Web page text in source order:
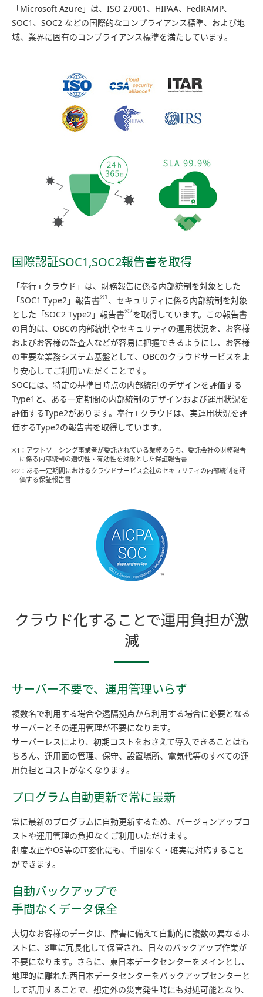
「Microsoft Azure」は、ISO 27001、HIPAA、FedRAMP、
SOC1、SOC2 などの国際的なコンプライアンス標準、および地
域、業界に固有のコンプライアンス標準を満たしています。
国際認証SOC1,SOC2報告書を取得
「奉行 i クラウド」は、財務報告に係る内部統制を対象とした
「SOC1 Type2」報告書※1 、セキュリティに係る内部統制を対象
とした「SOC2 Type2」報告書※2 を取得しています。この報告書
の目的は、OBCの内部統制やセキュリティの運用状況を、お客様
およびお客様の監査人などが容易に把握できるようにし、お客様
の重要な業務システム基盤として、OBCのクラウドサービスをよ
り安心してご利用いただくことです。
SOCには、特定の基準日時点の内部統制のデザインを評価する
Type1と、ある一定期間の内部統制のデザインおよび運用状況を
評価するType2があります。奉行 i クラウドは、実運用状況を評
価するType2の報告書を取得しています。
※1：アウトソーシング事業者が委託されている業務のうち、委託会社の財務報告
に係る内部統制の適切性・有効性を対象とした保証報告書
※2：ある一定期間におけるクラウドサービス会社のセキュリティの内部統制を評
価する保証報告書
クラウド化することで運用負担が激
減
サーバー不要で、運用管理いらず
複数名で利用する場合や遠隔拠点から利用する場合に必要となる
サーバーとその運用管理が不要になります。
サーバーレスにより、初期コストをおさえて導入できることはも
ちろん、運用面の管理、保守、設置場所、電気代等のすべての運
用負担とコストがなくなります。
プログラム自動更新で常に最新
常に最新のプログラムに自動更新するため、バージョンアップコ
ストや運用管理の負担なくご利用いただけます。
制度改正やOS等のIT変化にも、手間なく・確実に対応すること
ができます。
自動バックアップで
手間なくデータ保全
大切なお客様のデータは、障害に備えて自動的に複数の異なるホ
ストに、3重に冗長化して保管され、日々のバックアップ作業が
不要になります。さらに、東日本データセンターをメインとし、
地理的に離れた西日本データセンターをバックアップセンターと
して活用することで、想定外の災害発生時にも対処可能となり、